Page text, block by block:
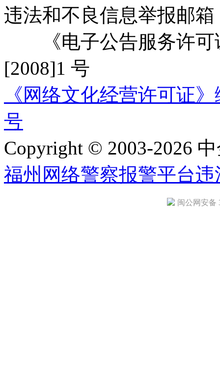
违法和不良信息举报邮箱
《电子公告服务许可
[2008]1 号
《网络文化经营许可证
号
Copyright © 2003-2026
福州网络警察报警平台违
闽公网安备